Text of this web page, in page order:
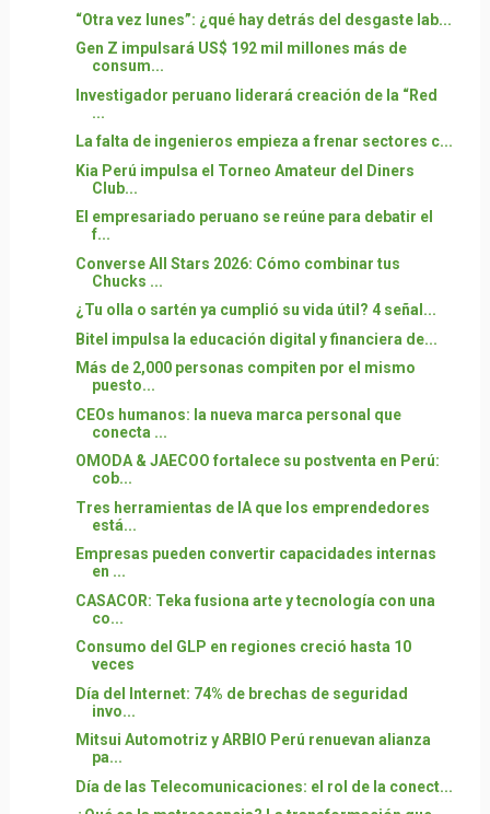
“Otra vez lunes”: ¿qué hay detrás del desgaste lab...
Gen Z impulsará US$ 192 mil millones más de
consum...
Investigador peruano liderará creación de la “Red
...
La falta de ingenieros empieza a frenar sectores c...
Kia Perú impulsa el Torneo Amateur del Diners
Club...
El empresariado peruano se reúne para debatir el
f...
Converse All Stars 2026: Cómo combinar tus
Chucks ...
¿Tu olla o sartén ya cumplió su vida útil? 4 señal...
Bitel impulsa la educación digital y financiera de...
Más de 2,000 personas compiten por el mismo
puesto...
CEOs humanos: la nueva marca personal que
conecta ...
OMODA & JAECOO fortalece su postventa en Perú:
cob...
Tres herramientas de IA que los emprendedores
está...
Empresas pueden convertir capacidades internas
en ...
CASACOR: Teka fusiona arte y tecnología con una
co...
Consumo del GLP en regiones creció hasta 10
veces
Día del Internet: 74% de brechas de seguridad
invo...
Mitsui Automotriz y ARBIO Perú renuevan alianza
pa...
Día de las Telecomunicaciones: el rol de la conect...